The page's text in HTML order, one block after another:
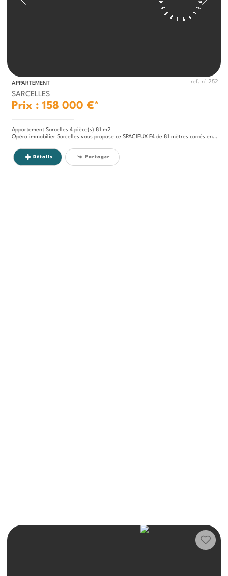
APPARTEMENT ref. n° 252
SARCELLES
Prix : 158 000 €*
Appartement Sarcelles 4 pièce(s) 81 m2
Opéra immobilier Sarcelles vous propose ce SPACIEUX F4 de 81 mètres carrés en BON ETAT, au PREMIER ETAGE avec ASCENSEUR...
Détails Partager